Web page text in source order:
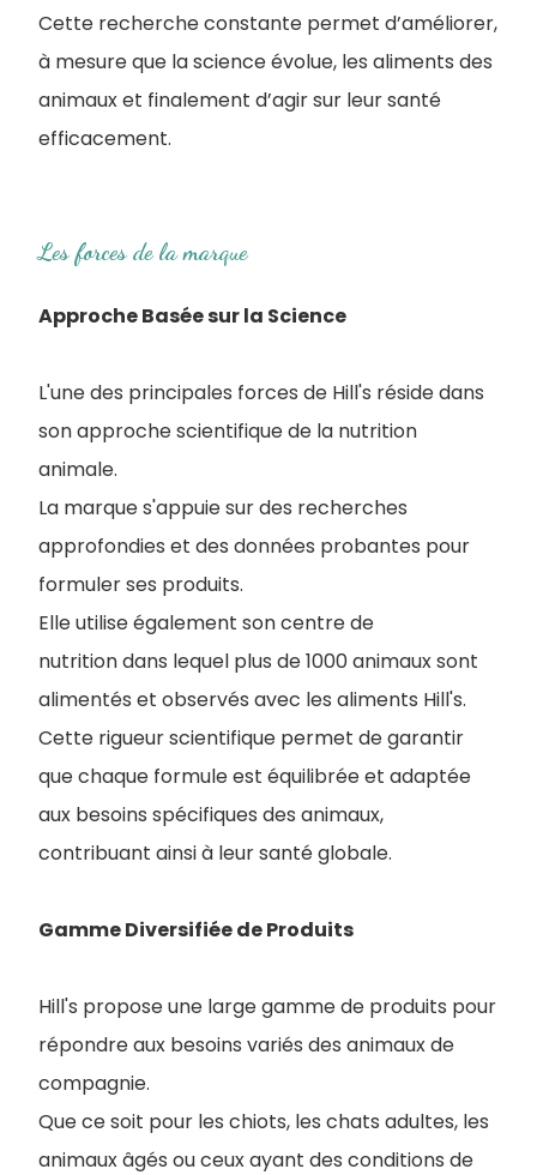
Cette recherche constante permet d’améliorer,
à mesure que la science évolue, les aliments des
animaux et finalement d’agir sur leur santé
efficacement.
Les forces de la marque
Approche Basée sur la Science
L'une des principales forces de Hill's réside dans
son approche scientifique de la nutrition
animale.
La marque s'appuie sur des recherches
approfondies et des données probantes pour
formuler ses produits.
Elle utilise également son centre de
nutrition dans lequel plus de 1000 animaux sont
alimentés et observés avec les aliments Hill's.
Cette rigueur scientifique permet de garantir
que chaque formule est équilibrée et adaptée
aux besoins spécifiques des animaux,
contribuant ainsi à leur santé globale.
Gamme Diversifiée de Produits
Hill's propose une large gamme de produits pour
répondre aux besoins variés des animaux de
compagnie.
Que ce soit pour les chiots, les chats adultes, les
animaux âgés ou ceux ayant des conditions de